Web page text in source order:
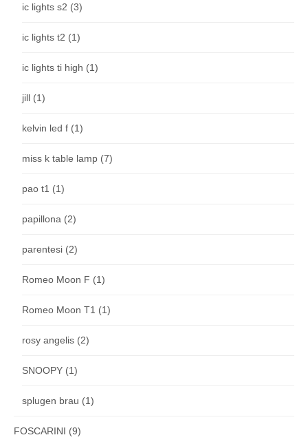
ic lights s2 (3)
ic lights t2 (1)
ic lights ti high (1)
jill (1)
kelvin led f (1)
miss k table lamp (7)
pao t1 (1)
papillona (2)
parentesi (2)
Romeo Moon F (1)
Romeo Moon T1 (1)
rosy angelis (2)
SNOOPY (1)
splugen brau (1)
FOSCARINI (9)